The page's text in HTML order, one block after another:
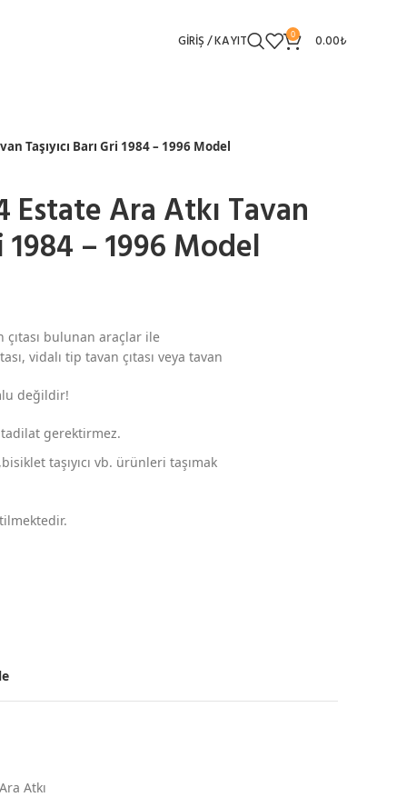
GIRIŞ / KAYIT 0 0.00₺
Taşıyıcı Barı Gri 1984 – 1996 Model
Estate Ara Atkı Tavan
1984 – 1996 Model
bulunan araçlar ile
vidalı tip tavan çıtası veya tavan
değildir!
gerektirmez.
taşıyıcı vb. ürünleri taşımak
Atkı